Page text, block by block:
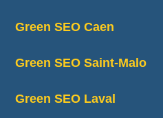
Green SEO Caen
Green SEO Saint-Malo
Green SEO Laval